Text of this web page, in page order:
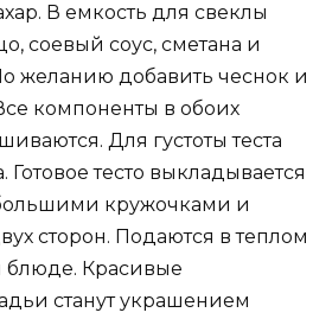
В емкость для свеклы
соевый соус, сметана и
желанию добавить чеснок и
компоненты в обоих
Для густоты теста
Готовое тесто выкладывается
кружочками и
сторон. Подаются в теплом
Красивые
станут украшением